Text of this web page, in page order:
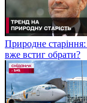
Природне
вже встиг обрати?